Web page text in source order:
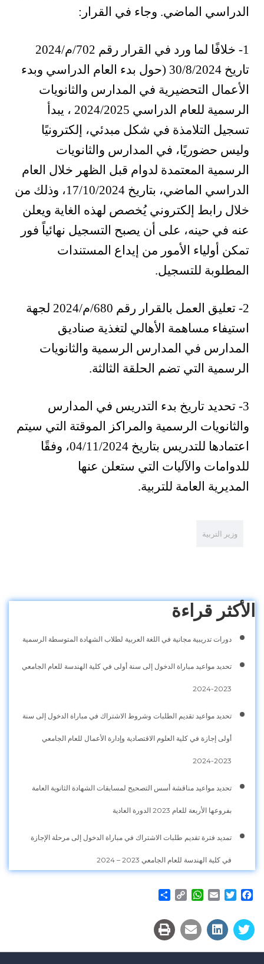
الدراسي الماضي. وجاء في القرار:
1- خلافًا لما ورد في القرار رقم 702/م/2024
تاريخ 30/8/2024 (حول بدء العام الدراسي وبدء
الأعمال التحضيرية في المدارس والثانويات
الرسمية للعام الدراسي 2024/2025 ، يبدأ
تسجيل التلامذة في شكل مبدئي، إلكترونيًا
وليس حضوريًا، في المدارس والثانويات
الرسمية المعتمدة لدوام قبل الظهر خلال العام
الدراسي الماضي، بتاريخ 17/10/2024، وذلك من
خلال رابط إلكتروني يُخصص لهذه الغاية ويعلن
عنه في حينه، على أن يصبح التسجيل نهائياً فور
تمكن أولياء الأمور من إيداع المستندات
المطلوبة للتسجيل.
2- تعليق العمل بالقرار رقم 680/م/2024 لجهة
استيفاء مساهمة الأهالي لتغذية صناديق
المدارس في المدارس الرسمية والثانويات
الرسمية التي تضم الحلقة الثالثة.
3- تحديد تاريخ بدء التدريس في المدارس
والثانويات الرسمية والمراكز الموقتة التي سيتم
اعتمادها للتدريس بتاريخ 04/11/2024، وفقًا
للدوامات والآليات التي ستعلن عنها
المديرية العامة للتربية.
وزير التربية
الأكثر قراءة
دورات تدريبية مجانية في اللغة العربية لطلاب الشهادة المتوسطة الرسمية
تحديد مواعيد مباراة الدخول إلى سنة أولى في كلية الهندسة للعام الجامعي
2023-2024
تحديد مواعيد تقديم الطلبات وشروط الاشتراك في مباراة الدخول إلى سنة
أولى إجازة في كلية العلوم الاقتصادية وإدارة الأعمال للعام الجامعي
2023-2024
تحديد مواعيد مناقشة أسس التصحيح لمسابقات الشهادة الثانوية العامة
بفروعها الأربعة للعام 2023 الدورة العادية
تمديد فترة تقديم طلبات الاشتراك في مباراة الدخول إلى مرحلة الإجازة
في كلية الهندسة للعام الجامعي 2023 – 2024
Facebook
Twitter
Email
WhatsApp
Copy